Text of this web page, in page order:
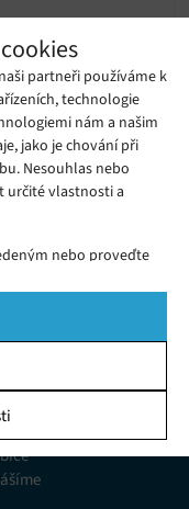
partneři používáme k
technologie
nám a našim
jako je chování při
Nesouhlas nebo
určité vlastnosti a
nebo proveďte
pouze na tomto
kliknutím na tlačítko
Porozumění
údajů z
velká, jak si výrobci
najdou.